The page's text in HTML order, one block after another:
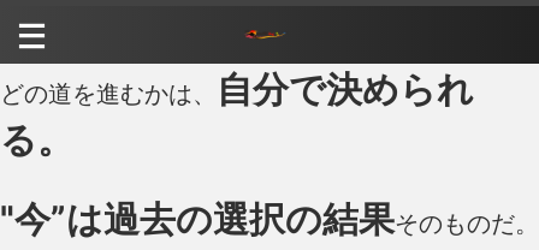
どの道を進むかは、
自分で決められ
る。
"今”は過去の選択の結果そのものだ。